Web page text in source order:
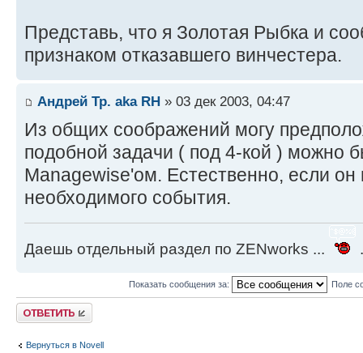
Представь, что я Золотая Рыбка и
признаком отказавшего винчестера.
Андрей Тр. aka RH » 03 дек 2003, 04:47
Из общих соображений могу
подобной задачи ( под 4-кой ) можно
Managewise'ом. Естественно, если он
необходимого события.
Даешь отдельный раздел по ZENworks ...
Показать сообщения за: Поле
Ответить
Вернуться в Novell